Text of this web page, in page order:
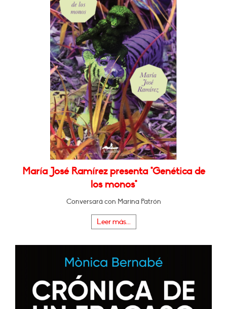
María José Ramírez presenta "Genética de
los monos"
Conversará con Marina Patrón
Leer más...